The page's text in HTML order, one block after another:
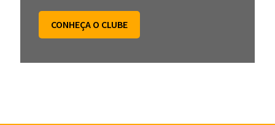
CONHEÇA O CLUBE